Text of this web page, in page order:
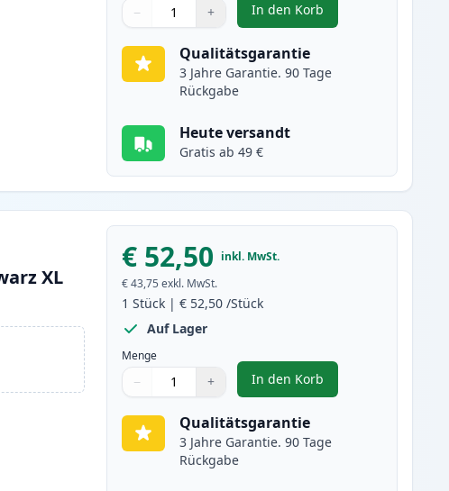
Menge
Verwenden Sie die Tasten, um anzupassen
− +
Menge 1
In den Korb
, Canon 719 schwarz
Qualitätsgarantie
3 Jahre Garantie. 90 Tage
Rückgabe
Heute versandt
Gratis ab 49 €
XL
€ 52,50 inkl. MwSt.
€ 43,75 exkl. MwSt.
1 Stück |€ 52,50 /Stück
Auf Lager
Menge
Menge
Verwenden Sie die Tasten, um anzupassen
− +
Menge 1
In den Korb
, Canon CRG 719H
Qualitätsgarantie
3 Jahre Garantie. 90 Tage
Rückgabe